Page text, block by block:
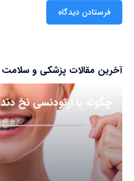
آخرین مقالات پزشکی و سلامت
چگونه با ارتودنسی نخ